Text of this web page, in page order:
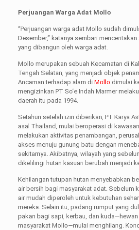
Perjuangan Warga Adat Mollo
“Perjuangan warga adat Mollo sudah
Desember,” katanya sembari
yang dibangun oleh warga adat.
Mollo merupakan sebuah Kecamatan di
Tengah Selatan, yang menjadi objek
Ancaman terhadap alam di Mollo dimulai
mengizinkan PT So’e Indah Marmer
daerah itu pada 1994.
Setahun setelah izin diberikan, PT Karya
asal Thailand, mulai beroperasi di
melakukan aktivitas penambangan,
akses menuju gunung batu dengan
sekitarnya. Akibatnya, wilayah yang
dikelilingi hutan kasuari berubah menjadi
Kehilangan tutupan hutan menyebabkan
air bersih bagi masyarakat adat. Sebelum
air mudah diperoleh untuk kebutuhan
mereka. Selain itu, padang rumput yang
pakan bagi sapi, kerbau, dan kuda—hewan
masyarakat Mollo—mulai menghilang.